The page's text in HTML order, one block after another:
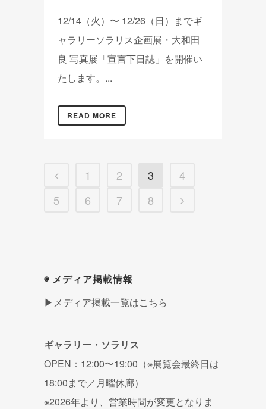
12/14（火）〜 12/26（日）までギ
ャラリーソラリス企画展・大和田
良 写真展「宣言下日誌」を開催い
たします。...
READ MORE
1 2 3
4
5
6 7 8
◉ メディア掲載情報
▶メディア掲載一覧はこちら
ギャラリー・ソラリス
OPEN：12:00〜19:00（※展覧会最終日は
18:00まで／月曜休廊）
※2026年より、営業時間が変更となりま